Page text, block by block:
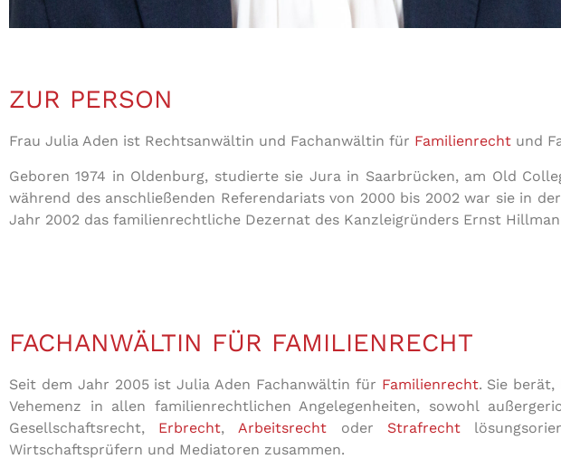
ZUR PERSON
Frau Julia Aden ist Rechtsanwältin und Fachanwältin für Familienrecht und
Geboren 1974 in Oldenburg, studierte sie Jura in Saarbrücken, am Old
während des anschließenden Referendariats von 2000 bis 2002 war sie in
Jahr 2002 das familienrechtliche Dezernat des Kanzleigründers Ernst
FACHANWÄLTIN FÜR FAMILIENRECHT
Seit dem Jahr 2005 ist Julia Aden Fachanwältin für Familienrecht. Sie
Vehemenz in allen familienrechtlichen Angelegenheiten, sowohl
Gesellschaftsrecht, Erbrecht,Arbeitsrecht oder Strafrecht
Wirtschaftsprüfern und Mediatoren zusammen.